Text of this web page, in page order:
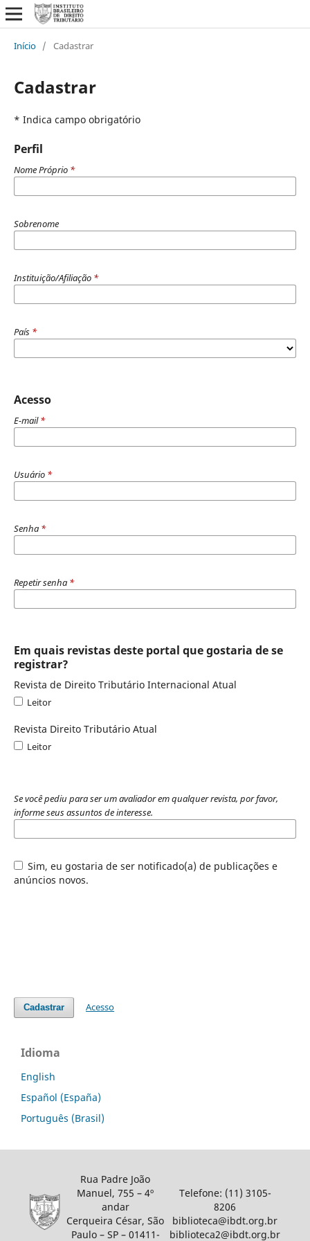
Início / Cadastrar
Cadastrar
* Indica campo obrigatório
Perfil
Nome Próprio *
Sobrenome
Instituição/Afiliação *
País *
Acesso
E-mail*
Usuário *
Senha *
Repetir senha *
Em quais revistas deste portal que gostaria de se
registrar?
Revista de Direito Tributário Internacional Atual
Leitor
Revista Direito Tributário Atual
Leitor
Se você pediu para ser um avaliador em qualquer revista, por favor,
informe seus assuntos de interesse.
Sim, eu gostaria de ser notificado(a) de publicações e
anúncios novos.
Cadastrar Acesso
Idioma
English
Español (España)
Português (Brasil)
Rua Padre João
Manuel, 755 – 4º
andar
Cerqueira César, São
Paulo – SP – 01411-
Telefone: (11) 3105-
8206
biblioteca@ibdt.org.br
biblioteca2@ibdt.org.br